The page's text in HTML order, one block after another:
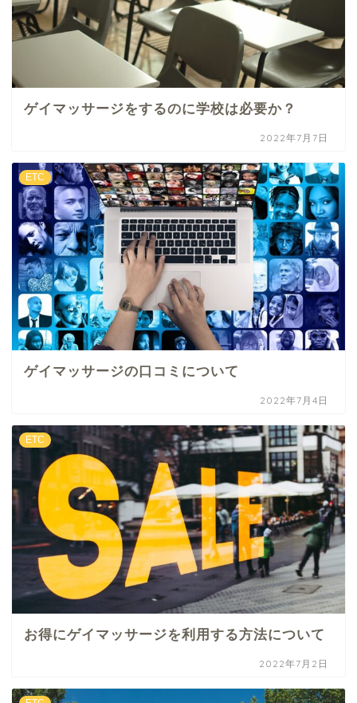
ゲイマッサージをするのに学校は必要か？
2022年7月7日
ETC
ゲイマッサージの口コミについて
2022年7月4日
ETC
お得にゲイマッサージを利用する方法について
2022年7月2日